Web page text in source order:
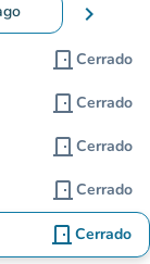
cambiar las
chevron_right
door_front Cerrado
door_front Cerrado
door_front Cerrado
door_front Cerrado
door_front Cerrado